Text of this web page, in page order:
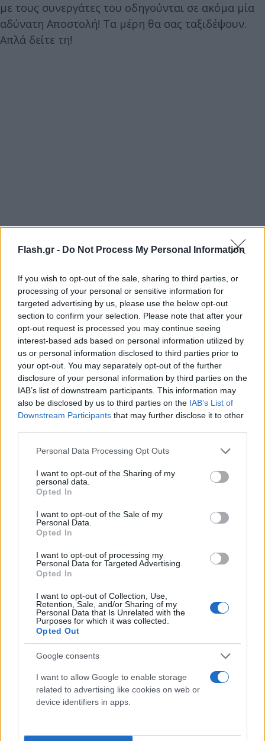
Flash.gr - Do Not Process My Personal Information
If you wish to opt-out of the sale, sharing to third parties, or
processing of your personal or sensitive information for
targeted advertising by us, please use the below opt-out
section to confirm your selection. Please note that after your
opt-out request is processed you may continue seeing
interest-based ads based on personal information utilized by
us or personal information disclosed to third parties prior to
your opt-out. You may separately opt-out of the further
disclosure of your personal information by third parties on the
IAB’s list of downstream participants. This information may
also be disclosed by us to third parties on the IAB’s List of
Downstream Participants that may further disclose it to other
Please note that this website/app uses one or more Google
not limited to your visit or usage behaviour. You may click to
grant or deny consent to Google and its third-party tags to
use your data for below specified purposes in below Google
consent section.
Personal Data Processing Opt Outs
I want to opt-out of the Sharing of my
personal data.
Opted In
I want to opt-out of the Sale of my
Personal Data.
Opted In
I want to opt-out of processing my
Personal Data for Targeted Advertising.
Opted In
I want to opt-out of Collection, Use,
Retention, Sale, and/or Sharing of my
Personal Data that Is Unrelated with the
Purposes for which it was collected.
Opted Out
Google consents
I want to allow Google to enable storage
related to advertising like cookies on web or
device identifiers in apps.
με τους συνεργάτες του οδηγούνται σε ακόμα μία
αδύνατη Αποστολή! Tα μέρη θα σας ταξιδέψουν.
Απλά δείτε τη!
Henry Cavill(Man of Steel, Night Hunter)είναι η
ευχάριστη έκπληξη με την ερμηνεία του (ο Chris
Evans, μπορεί να εμπνεύστηκε το μουστάκι από
αυτόν στο The Gray Man).
Alec Baldwinείναι και αυτός σταθερή αξία. Οι
Ving Rhames και Simon Peggαντέχουν στο
χρόνο. Ο ''κακός"
τέρμα! Η
Angela Bassett